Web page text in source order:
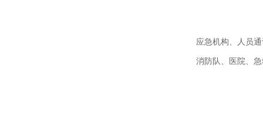
应急机构、人员通
消防队、医院、急